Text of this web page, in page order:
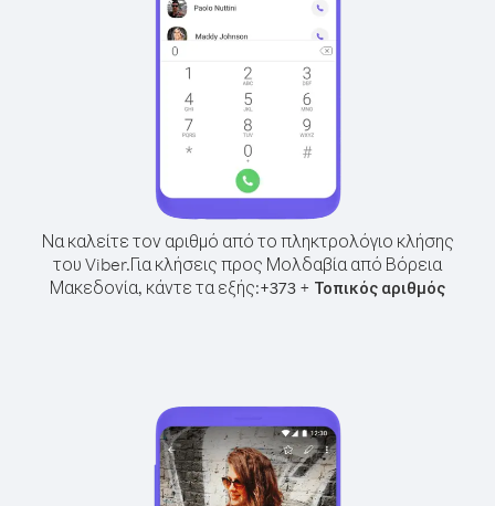
Να καλείτε τον αριθμό από το πληκτρολόγιο κλήσης
του Viber.Για κλήσεις προς Μολδαβία από Βόρεια
Μακεδονία, κάντε τα εξής:+373 + Τοπικός αριθμός